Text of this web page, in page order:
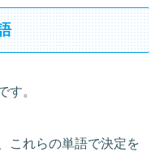
す。
これらの単語で決定を